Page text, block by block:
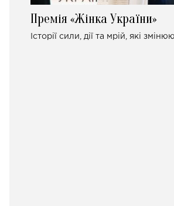
Премія «Жінка України»
Історії сили, дії та мрій, які